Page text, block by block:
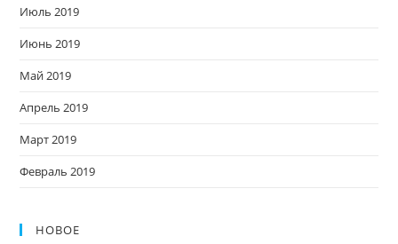
Июль 2019
Июнь 2019
Май 2019
Апрель 2019
Март 2019
Февраль 2019
НОВОЕ